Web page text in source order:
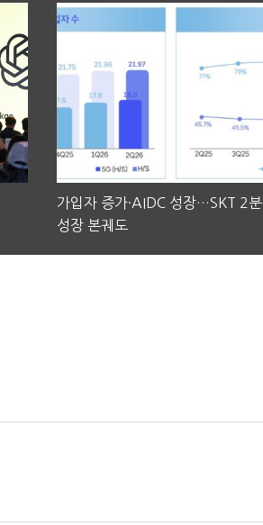
가입자 증가·AIDC 성장…SKT 2
성장 본궤도